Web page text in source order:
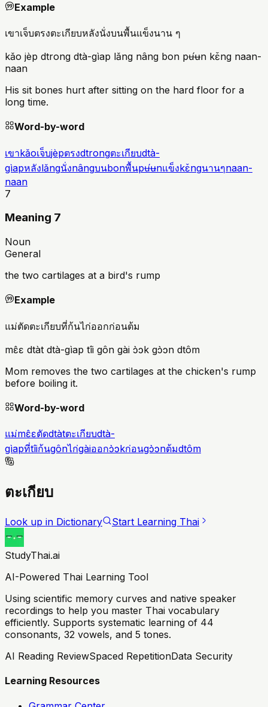
Example
เขาเจ็บตรงตะเกียบหลังนั่งบนพื้นแข็งนาน ๆ
kǎo jèp dtrong dtà-gìap lǎng nâng bon pʉ́ʉn kɛ̌ng naan-
naan
His sit bones hurt after sitting on the hard floor for a
long time.
Word-by-word
เขาkǎoเจ็บjèpตรงdtrongตะเกียบdtà-
gìapหลังlǎngนั่งnângบนbonพื้นpʉ́ʉnแข็งkɛ̌ngนานๆnaan-
naan
7
Meaning 7
Noun
General
the two cartilages at a bird's rump
Example
แม่ตัดตะเกียบที่ก้นไก่ออกก่อนต้ม
mɛ̂ɛ dtàt dtà-gìap tîi gôn gài ɔ̀ɔk gɔ̀ɔn dtôm
Mom removes the two cartilages at the chicken's rump
before boiling it.
Word-by-word
แม่mɛ̂ɛตัดdtàtตะเกียบdtà-
gìapที่tîiก้นgônไก่gàiออกɔ̀ɔkก่อนgɔ̀ɔnต้มdtôm
ตะเกียบ
Look up in Dictionary Start Learning Thai
StudyThai.ai
AI-Powered Thai Learning Tool
Using scientific memory curves and native speaker
recordings to help you master Thai vocabulary
efficiently. Supports systematic learning of 44
consonants, 32 vowels, and 5 tones.
AI Reading ReviewSpaced RepetitionData Security
Learning Resources